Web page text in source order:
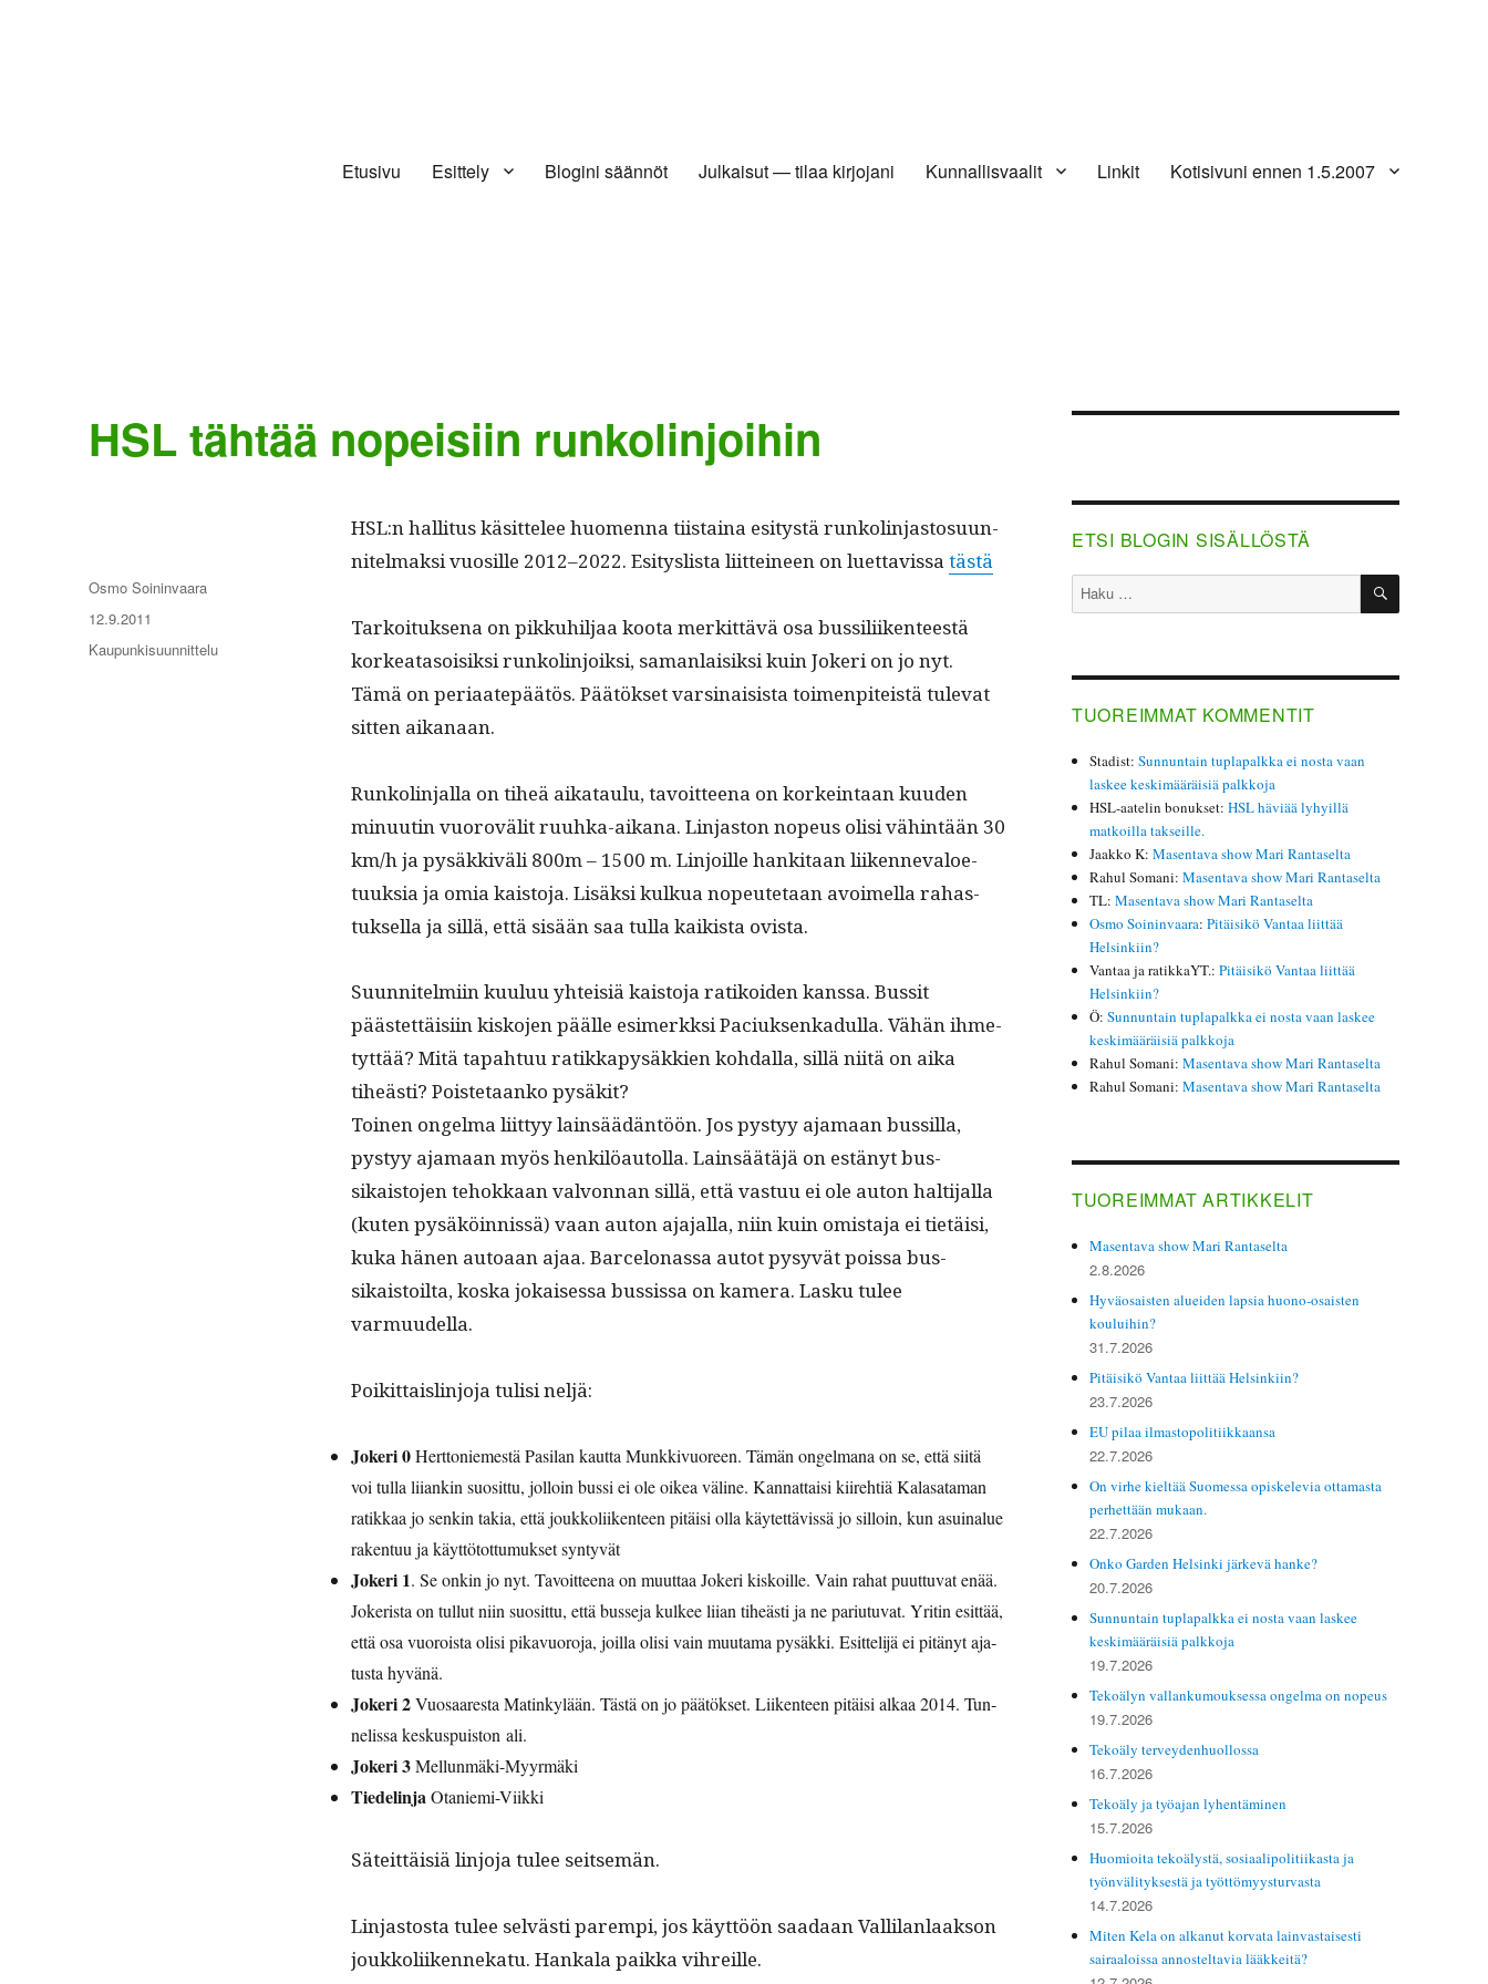
Etusivu Esittely Blogini säännöt Julkaisut — tilaa kirjojani Kunnallisvaalit Linkit Kotisivuni ennen 1.5.2007
HSL tähtää nopeisiin runkolinjoihin
HSL:n hal­li­tus käsit­telee huomen­na tiis­taina esi­tys­tä runk­olin­jas­to­su­un­
nitel­mak­si vuosille 2012–2022. Esi­tys­lista liit­tei­neen on luet­tavis­sa tästä
Tarkoituk­se­na on pikkuhil­jaa koo­ta merkit­tävä osa bus­sili­iken­teestä
korkeata­soisik­si runk­olin­joik­si, saman­laisik­si kuin Jok­eri on jo nyt.
Tämä on peri­aatepäätös. Päätök­set varsi­nai­sista toimen­piteistä tule­vat
sit­ten aikanaan.
Runk­olin­jal­la on tiheä aikataulu, tavoit­teena on korkein­taan kuu­den
min­uutin vuorovälit ruuh­ka-aikana. Lin­jas­ton nopeus olisi vähin­tään 30
km/h ja pysäkkiväli 800m – 1500 m. Lin­joille han­ki­taan liiken­neval­oe­
tuuk­sia ja omia kaisto­ja. Lisäk­si kulkua nopeutetaan avoimel­la rahas­
tuk­sel­la ja sil­lä, että sisään saa tul­la kaik­ista ovista.
Suun­nitelmi­in kuu­luu yhteisiä kaisto­ja ratikoiden kanssa. Bus­sit
päästet­täisi­in kisko­jen päälle esimerkksi Paciuk­senkadul­la. Vähän ihme­
tyt­tää? Mitä tapah­tuu ratikkapysäkkien kohdal­la, sil­lä niitä on aika
tiheästi? Pois­te­taanko pysäkit?
Toinen ongel­ma liit­tyy lain­säädän­töön. Jos pystyy aja­maan bus­sil­la,
pystyy aja­maan myös henkilöau­tol­la. Lain­säätäjä on estänyt bus­
sikaisto­jen tehokkaan valvon­nan sil­lä, että vas­tuu ei ole auton halti­jal­la
(kuten pysäköin­nis­sä) vaan auton aja­jal­la, niin kuin omis­ta­ja ei tietäisi,
kuka hänen autoaan ajaa. Barcelonas­sa autot pysyvät pois­sa bus­
sikaistoil­ta, kos­ka jokaises­sa bus­sis­sa on kam­era. Lasku tulee
varmuudella.
Poikit­tais­lin­jo­ja tulisi neljä:
Jok­eri 0Hert­toniemestä Pasi­lan kaut­ta Munkkivuoreen. Tämän ongel­mana on se, että siitä
voi tul­la liiankin suosit­tu, jol­loin bus­si ei ole oikea väline. Kan­nat­taisi kiire­htiä Kalasa­ta­man
ratikkaa jo senkin takia, että joukkoli­iken­teen pitäisi olla käytet­tävis­sä jo sil­loin, kun asuinalue
rak­en­tuu ja käyt­tö­tot­tumuk­set syntyvät
Jok­eri 1. Se onkin jo nyt. Tavoit­teena on muut­taa Jok­eri kiskoille. Vain rahat puut­tuvat enää.
Jok­erista on tul­lut niin suosit­tu, että busse­ja kul­kee liian tiheästi ja ne par­i­u­tu­vat. Yritin esit­tää,
että osa vuoroista olisi pikavuoro­ja, joil­la olisi vain muu­ta­ma pysäk­ki. Esit­telijä ei pitänyt aja­
tus­ta hyvänä.
Jok­eri 2Vuosaares­ta Matinkylään. Tästä on jo päätök­set. Liiken­teen pitäisi alkaa 2014. Tun­
nelis­sa keskus­puis­ton ali.
Jok­eri 3Mel­lun­mä­ki-Myyr­mä­ki
Tiedelin­jaOtanie­mi-Viik­ki
Säteit­täisiä lin­jo­ja tulee seitsemän.
Lin­jas­tos­ta tulee selvästi parem­pi, jos käyt­töön saadaan Vallilan­laak­son
joukkoli­iken­nekatu. Han­kala paik­ka vihreille.
Kirjoittaja
Osmo Soininvaara
Julkaistu
12.9.2011
Kategoriat
Kaupunkisuunnittelu
ETSI BLOGIN SISÄLLÖSTÄ
Etsi: HAKU
TUOREIMMAT KOMMENTIT
Stadist:Sunnuntain tuplapalkka ei nosta vaan
laskee keskimääräisiä palkkoja
HSL-aatelin bonukset:HSL häviää lyhyillä
matkoilla takseille.
Jaakko K:Masentava show Mari Rantaselta
Rahul Somani:Masentava show Mari Rantaselta
TL:Masentava show Mari Rantaselta
Osmo Soininvaara:Pitäisikö Vantaa liittää
Helsinkiin?
Vantaa ja ratikkaYT.:Pitäisikö Vantaa liittää
Helsinkiin?
Ö:Sunnuntain tuplapalkka ei nosta vaan laskee
keskimääräisiä palkkoja
Rahul Somani:Masentava show Mari Rantaselta
Rahul Somani:Masentava show Mari Rantaselta
TUOREIMMAT ARTIKKELIT
Masentava show Mari Rantaselta
2.8.2026
Hyväosaisten alueiden lapsia huono-osaisten
kouluihin?
31.7.2026
Pitäisikö Vantaa liittää Helsinkiin?
23.7.2026
EU pilaa ilmastopolitiikkaansa
22.7.2026
On virhe kieltää Suomessa opiskelevia ottamasta
perhettään mukaan.
22.7.2026
Onko Garden Helsinki järkevä hanke?
20.7.2026
Sunnuntain tuplapalkka ei nosta vaan laskee
keskimääräisiä palkkoja
19.7.2026
Tekoälyn vallankumouksessa ongelma on nopeus
19.7.2026
Tekoäly terveydenhuollossa
16.7.2026
Tekoäly ja työajan lyhentäminen
15.7.2026
Huomioita tekoälystä, sosiaalipolitiikasta ja
työnvälityksestä ja työttömyysturvasta
14.7.2026
Miten Kela on alkanut korvata lainvastaisesti
sairaaloissa annosteltavia lääkkeitä?